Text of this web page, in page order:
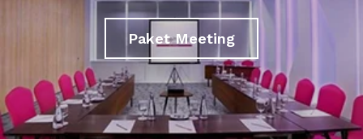
Paket Meeting